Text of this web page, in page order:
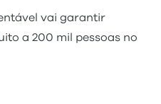
vai garantir
a 200 mil pessoas no